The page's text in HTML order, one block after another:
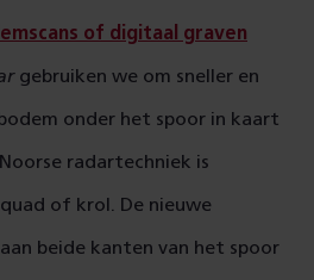
of digitaal graven
gebruiken we om sneller en
onder het spoor in kaart
radartechniek is
of krol. De nieuwe
beide kanten van het spoor